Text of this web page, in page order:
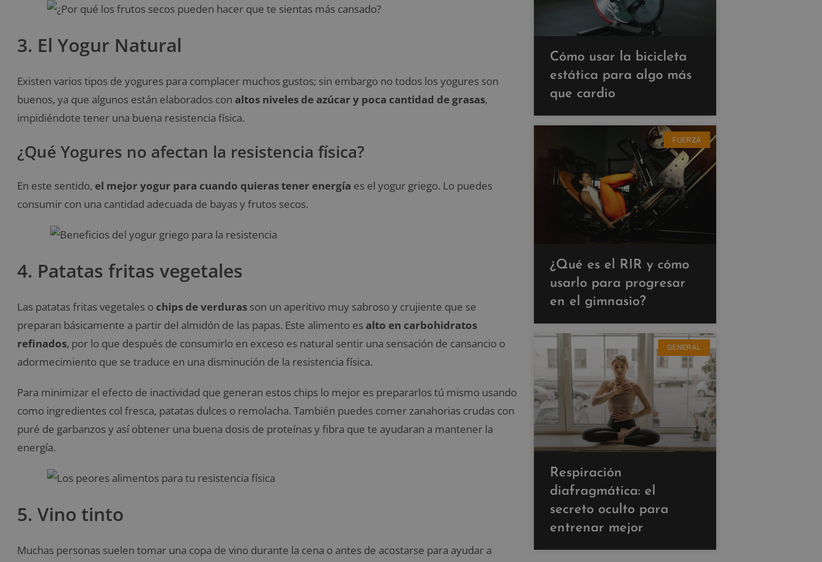
3. El Yogur Natural
Existen varios tipos de yogures para complacer muchos gustos; sin embargo no todos los yogures son
buenos, ya que algunos están elaborados con altos niveles de azúcar y poca cantidad de grasas,
impidiéndote tener una buena resistencia física.
¿Qué Yogures no afectan la resistencia física?
En este sentido, el mejor yogur para cuando quieras tener energía es el yogur griego. Lo puedes
consumir con una cantidad adecuada de bayas y frutos secos.
4. Patatas fritas vegetales
Las patatas fritas vegetales o chips de verduras son un aperitivo muy sabroso y crujiente que se
preparan básicamente a partir del almidón de las papas. Este alimento es alto en carbohidratos
refinados, por lo que después de consumirlo en exceso es natural sentir una sensación de cansancio o
adormecimiento que se traduce en una disminución de la resistencia física.
Para minimizar el efecto de inactividad que generan estos chips lo mejor es prepararlos tú mismo usando
como ingredientes col fresca, patatas dulces o remolacha. También puedes comer zanahorias crudas con
puré de garbanzos y así obtener una buena dosis de proteínas y fibra que te ayudaran a mantener la
energía.
5. Vino tinto
Muchas personas suelen tomar una copa de vino durante la cena o antes de acostarse para ayudar a
Cómo usar la bicicleta
estática para algo más
que cardio
FUERZA
¿Qué es el RIR y cómo
usarlo para progresar
en el gimnasio?
GENERAL
Respiración
diafragmática: el
secreto oculto para
entrenar mejor